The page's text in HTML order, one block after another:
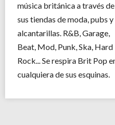
música británica a través de
sus tiendas de moda, pubs y
alcantarillas. R&B, Garage,
Beat, Mod, Punk, Ska, Hard
Rock... Se respira Brit Pop
cualquiera de sus esquinas.